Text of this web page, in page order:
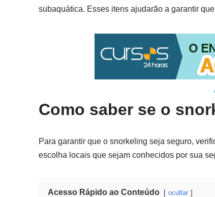
subaquática. Esses itens ajudarão a garantir
Como saber se o
Para garantir que o snorkeling seja seguro,
escolha locais que sejam conhecidos por sua
Acesso Rápido ao Conteúdo ocultar